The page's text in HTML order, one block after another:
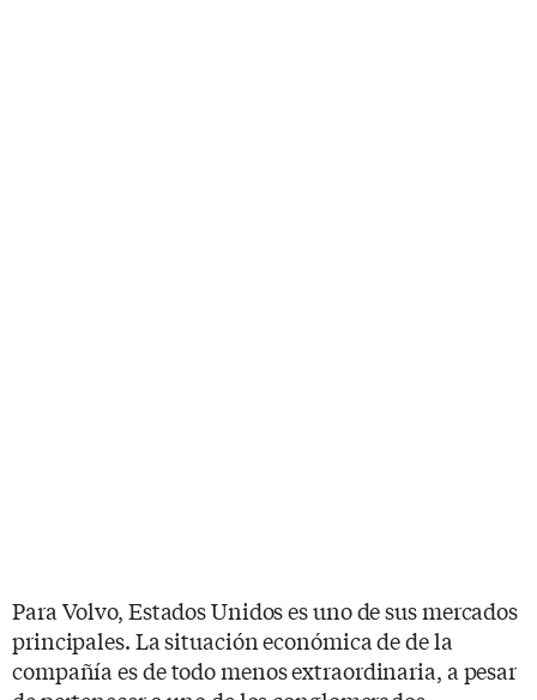
Para Volvo, Estados Unidos es uno de sus mercados
principales. La situación económica de de la
compañía es de todo menos extraordinaria, a pesar